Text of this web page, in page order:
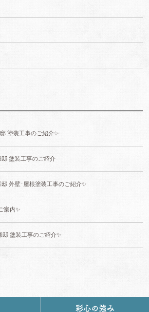
塗装工事のご紹介✨
塗装工事のご紹介
外壁･屋根塗装工事のご紹介✨
案内✨
塗装工事のご紹介✨
彩心の強み